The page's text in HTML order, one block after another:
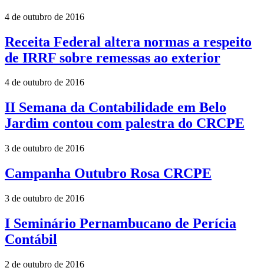
4 de outubro de 2016
Receita Federal altera normas a respeito
de IRRF sobre remessas ao exterior
4 de outubro de 2016
II Semana da Contabilidade em Belo
Jardim contou com palestra do CRCPE
3 de outubro de 2016
Campanha Outubro Rosa CRCPE
3 de outubro de 2016
I Seminário Pernambucano de Perícia
Contábil
2 de outubro de 2016